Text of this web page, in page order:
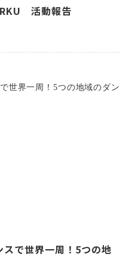
活動報告
で世界一周！5つの地